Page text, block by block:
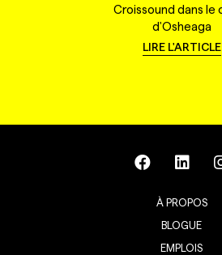
Croissound dans le
d'Osheaga
LIRE L'ARTICLE
À PROPOS
BLOGUE
EMPLOIS